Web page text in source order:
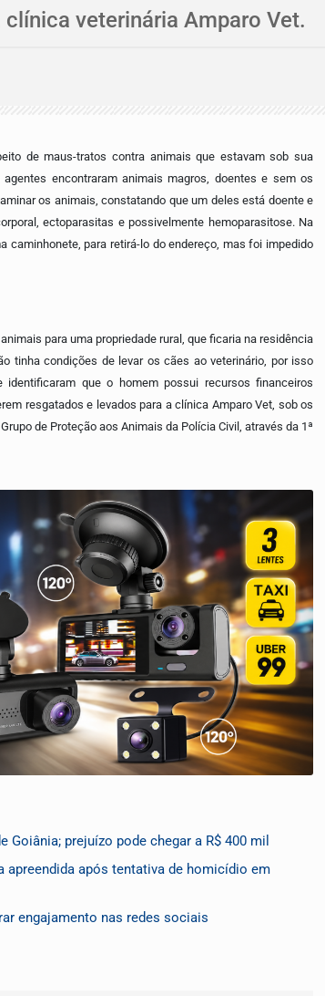
veterinária Amparo Vet.
de maus-tratos contra animais que estavam sob sua
encontraram animais magros, doentes e sem os
os animais, constatando que um deles está doente e
ectoparasitas e possivelmente hemoparasitose. Na
caminhonete, para retirá-lo do endereço, mas foi impedido
para uma propriedade rural, que ficaria na residência
tinha condições de levar os cães ao veterinário, por isso
que o homem possui recursos financeiros
resgatados e levados para a clínica Amparo Vet, sob os
de Proteção aos Animais da Polícia Civil, através da 1ª
prejuízo pode chegar a R$ 400 mil
após tentativa de homicídio em
engajamento nas redes sociais